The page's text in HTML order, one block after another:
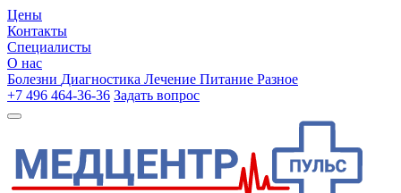
Цены
Контакты
Специалисты
О нас
Болезни Диагностика Лечение Питание Разное
+7 496 464-36-36 Задать вопрос